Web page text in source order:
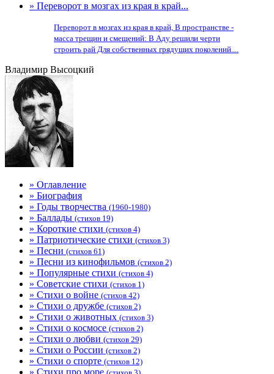
» Переворот в мозгах из края в край...
Переворот в мозгах из края в край, В пространстве -
масса трещин и смещений: В Аду решили черти
строить рай Для собственных грядущих поколений....
Владимир Высоцкий
» Оглавление
» Биография
» Годы творчества (1960-1980)
» Баллады (стихов 19)
» Короткие стихи (стихов 4)
» Патриотические стихи (стихов 3)
» Песни (стихов 61)
» Песни из кинофильмов (стихов 2)
» Популярные стихи (стихов 4)
» Советские стихи (стихов 1)
» Стихи о войне (стихов 42)
» Стихи о дружбе (стихов 2)
» Стихи о животных (стихов 3)
» Стихи о космосе (стихов 2)
» Стихи о любви (стихов 29)
» Стихи о России (стихов 2)
» Стихи о спорте (стихов 12)
» Стихи про море